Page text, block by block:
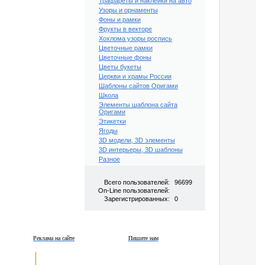
Узоры и орнаменты
Фоны и рамки
Фрукты в векторе
Хохлома узоры роспись
Цветочные рамки
Цветочные фоны
Цветы букеты
Церкви и храмы России
Шаблоны сайтов Оригами
Школа
Элементы шаблона сайта
Оригами
Этикетки
Ягоды
3D модели, 3D элементы
3D интерьеры, 3D шаблоны
Разное
Всего пользователей:
96699
On-Line пользователей:
Зарегистрированных:
0
Пишите нам
Реклама на сайте